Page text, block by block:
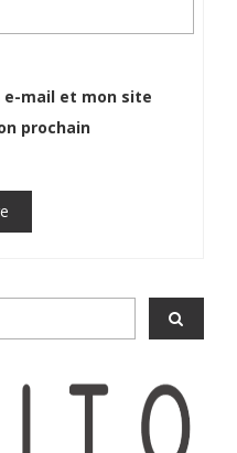
e-mail et mon site
prochain